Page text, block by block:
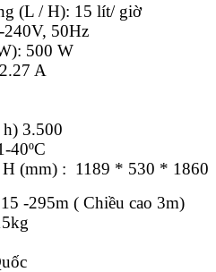
(L / H): 15 lít/ giờ
50Hz
500 W
A
3.500
40ºC
(mm) : 1189 * 530 * 1860
-295m ( Chiều cao 3m)